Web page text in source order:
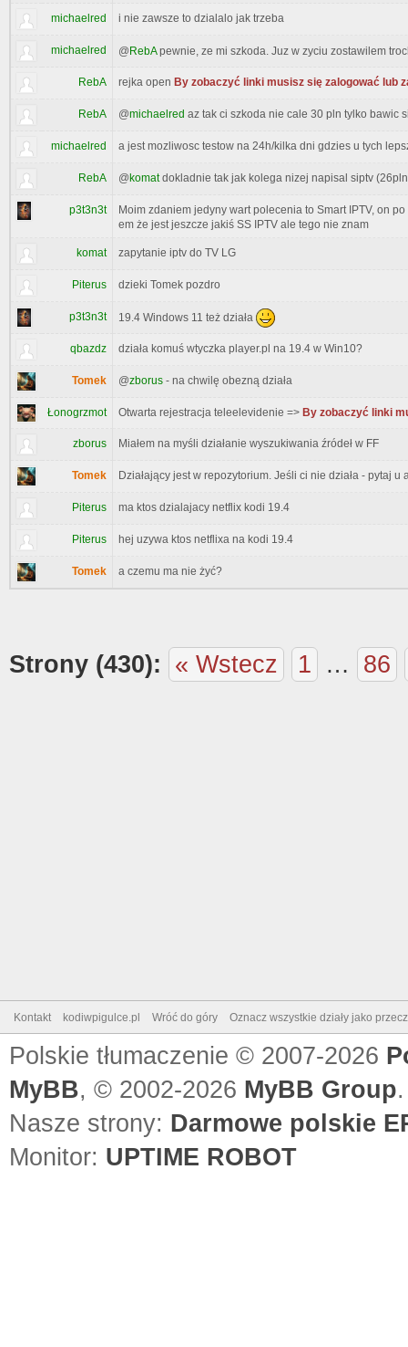
michaelred i nie zawsze to dzialalo jak trzeba
michaelred @RebApewnie, ze mi szkoda. Juz w zyciu zostawilem
RebA rejka open By zobaczyć linki musisz się zalogować lub
RebA @michaelred az tak ci szkoda nie cale 30 pln tylko bawic
michaelred a jest mozliwosc testow na 24h/kilka dni gdzies u tych
RebA @ komatdokladnie tak jak kolega nizej napisal siptv
p3t3n3t
Moim zdaniem jedyny wart polecenia to Smart IPTV, on
em że jest jeszcze jakiś SS IPTV ale tego nie znam
komat zapytanie iptv do TV LG
Piterus dzieki Tomek pozdro
p3t3n3t 19.4 Windows 11 też działa
qbazdz działa komuś wtyczka player.pl na 19.4 w Win10?
Tomek @zborus - na chwilę obezną działa
Łonogrzmot Otwarta rejestracja teleelevidenie => By zobaczyć linki
zborus Miałem na myśli działanie wyszukiwania źródeł w FF
Tomek Działający jest w repozytorium. Jeśli ci nie działa - pytaj u
Piterus ma ktos dzialajacy netflix kodi 19.4
Piterus hej uzywa ktos netflixa na kodi 19.4
Tomek a czemu ma nie żyć?
Strony (430): « Wstecz 1 … 86
Kontakt kodiwpigulce.pl Wróć do góry Oznacz wszystkie działy jako
Polskie tłumaczenie © 2007-2026
MyBB, © 2002-2026 MyBB Group.
Nasze strony: Darmowe polskie
Monitor: UPTIME ROBOT